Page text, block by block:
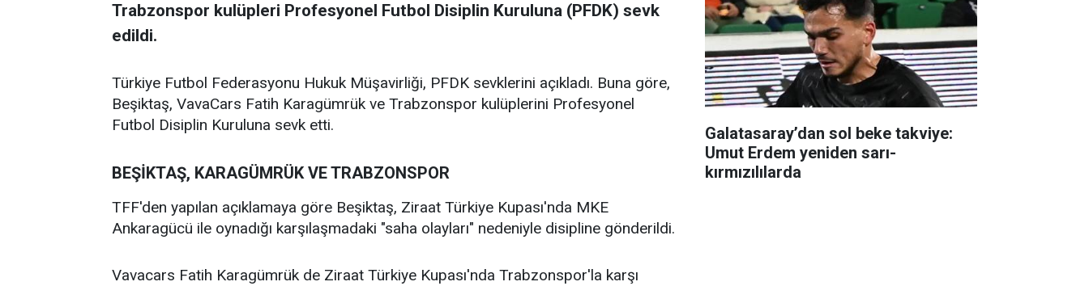
Trabzonspor kulüpleri Profesyonel Futbol Disiplin Kuruluna (PFDK) sevk
edildi.
Türkiye Futbol Federasyonu Hukuk Müşavirliği, PFDK sevklerini açıkladı. Buna göre,
Beşiktaş, VavaCars Fatih Karagümrük ve Trabzonspor kulüplerini Profesyonel
Futbol Disiplin Kuruluna sevk etti.
BEŞİKTAŞ, KARAGÜMRÜK VE TRABZONSPOR
TFF'den yapılan açıklamaya göre Beşiktaş, Ziraat Türkiye Kupası'nda MKE
Ankaragücü ile oynadığı karşılaşmadaki "saha olayları" nedeniyle disipline gönderildi.
Vavacars Fatih Karagümrük de Ziraat Türkiye Kupası'nda Trabzonspor'la karşı
Galatasaray’dan sol beke takviye:
Umut Erdem yeniden sarı-
kırmızılılarda